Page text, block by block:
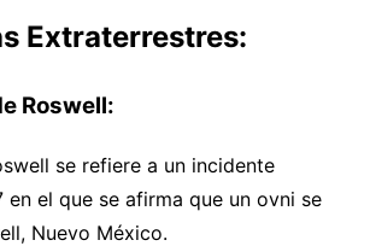
Extraterrestres:
Roswell:
se refiere a un incidente
en el que se afirma que un ovni se
Nuevo México.